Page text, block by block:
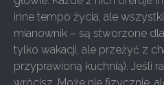
inne tempo życia, ale
mianownik – są stworzone
tylko wakacji, ale przeżyć z
przyprawioną kuchnią). Jeśli